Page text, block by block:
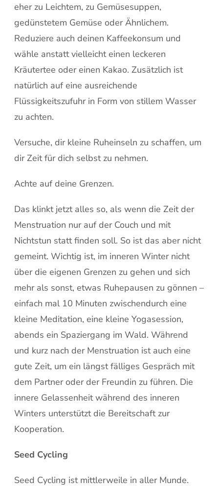
eher zu Leichtem, zu Gemüsesuppen,
gedünstetem Gemüse oder Ähnlichem.
Reduziere auch deinen Kaffeekonsum und
wähle anstatt vielleicht einen leckeren
Kräutertee oder einen Kakao. Zusätzlich ist
natürlich auf eine ausreichende
Flüssigkeitszufuhr in Form von stillem Wasser
zu achten.
Versuche, dir kleine Ruheinseln zu schaffen, um
dir Zeit für dich selbst zu nehmen.
Achte auf deine Grenzen.
Das klinkt jetzt alles so, als wenn die Zeit der
Menstruation nur auf der Couch und mit
Nichtstun statt finden soll. So ist das aber nicht
gemeint. Wichtig ist, im inneren Winter nicht
über die eigenen Grenzen zu gehen und sich
mehr als sonst, etwas Ruhepausen zu gönnen –
einfach mal 10 Minuten zwischendurch eine
kleine Meditation, eine kleine Yogasession,
abends ein Spaziergang im Wald. Während
und kurz nach der Menstruation ist auch eine
gute Zeit, um ein längst fälliges Gespräch mit
dem Partner oder der Freundin zu führen. Die
innere Gelassenheit während des inneren
Winters unterstützt die Bereitschaft zur
Kooperation.
Seed Cycling
Seed Cycling ist mittlerweile in aller Munde.